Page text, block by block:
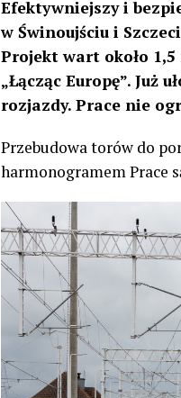
Efektywniejszy i
w Świnoujściu i
Projekt wart około
„Łącząc Europę”. Już
rozjazdy. Prace nie
Przebudowa torów do
harmonogramem Prace